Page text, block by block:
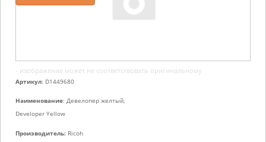
- изображение может не соответствовать оригинальному
Артикул: D1449680
Наименование: Девелопер желтый,
Developer Yellow
Производитель: Ricoh